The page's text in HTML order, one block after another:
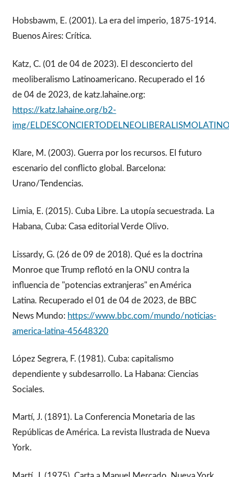
Hobsbawm, E. (2001). La era del imperio, 1875-1914.
Buenos Aires: Crítica.
Katz, C. (01 de 04 de 2023). El desconcierto del
meoliberalismo Latinoamericano. Recuperado el 16
de 04 de 2023, de katz.lahaine.org:
https://katz.lahaine.org/b2-
img/
Klare, M. (2003). Guerra por los recursos. El futuro
escenario del conflicto global. Barcelona:
Urano/Tendencias.
Limia, E. (2015). Cuba Libre. La utopía secuestrada. La
Habana, Cuba: Casa editorial Verde Olivo.
Lissardy, G. (26 de 09 de 2018). Qué es la doctrina
Monroe que Trump reflotó en la ONU contra la
influencia de "potencias extranjeras" en América
Latina. Recuperado el 01 de 04 de 2023, de BBC
News Mundo: https://www.bbc.com/mundo/noticias-
america-latina-45648320
López Segrera, F. (1981). Cuba: capitalismo
dependiente y subdesarrollo. La Habana: Ciencias
Sociales.
Martí, J. (1891). La Conferencia Monetaria de las
Repúblicas de América. La revista Ilustrada de Nueva
York.